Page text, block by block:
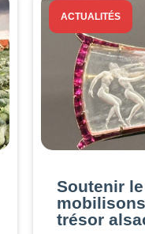
ACTUALITÉS
Soutenir
trésor